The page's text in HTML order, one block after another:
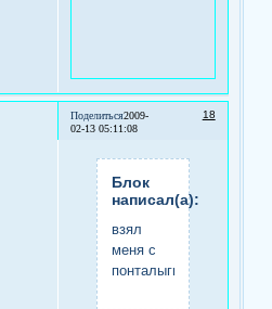
Поделиться 18
2009-
02-13 05:11:08
Блок
написал(а):
взял
меня с
понталыги